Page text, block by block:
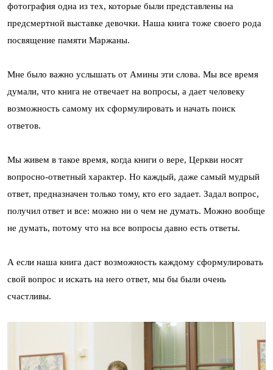
фотография одна из тех, которые были представлены на
предсмертной выставке девочки. Наша книга тоже своего рода
посвящение памяти Маржаны.
Мне было важно услышать от Амины эти слова. Мы все время
думали, что книга не отвечает на вопросы, а дает человеку
возможность самому их сформулировать и начать поиск
ответов.
Мы живем в такое время, когда книги о вере, Церкви носят
вопросно-ответный характер. Но каждый, даже самый мудрый
ответ, предназначен только тому, кто его задает. Задал вопрос,
получил ответ и все: можно ни о чем не думать. Можно вообще
не думать, потому что на все вопросы давно есть ответы.
А если наша книга даст возможность каждому сформулировать
свой вопрос и искать на него ответ, мы бы были очень
счастливы.